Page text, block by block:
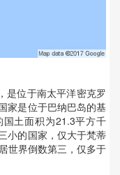
是位于南太平洋密克罗
家是位于巴纳巴岛的基
土面积为21.3平方千
小的国家，仅大于梵蒂
世界倒数第三，仅多于